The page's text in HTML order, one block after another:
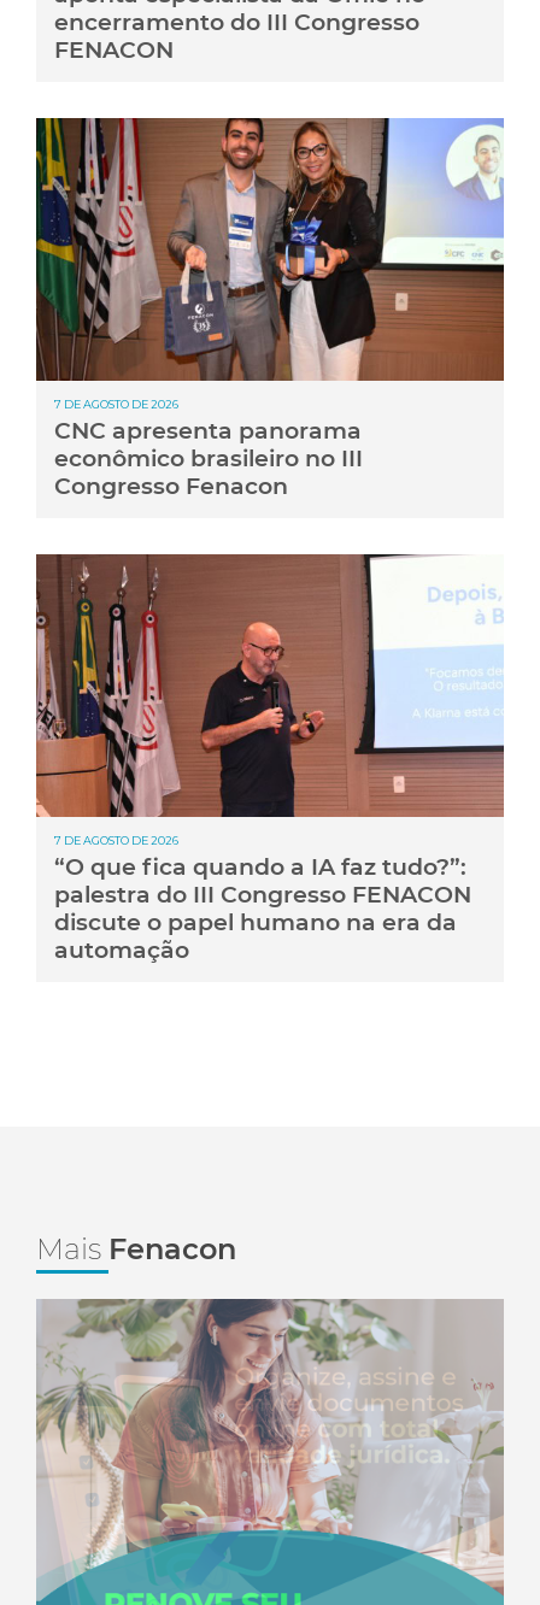
encerramento do III Congresso
FENACON
7 DE AGOSTO DE 2026
CNC apresenta panorama
econômico brasileiro no III
Congresso Fenacon
7 DE AGOSTO DE 2026
“O que fica quando a IA faz tudo?”:
palestra do III Congresso FENACON
discute o papel humano na era da
automação
Mais Fenacon